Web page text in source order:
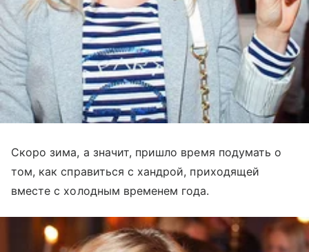
Скоро зима, а значит, пришло время подумать о
том, как справиться с хандрой, приходящей
вместе с холодным временем года.